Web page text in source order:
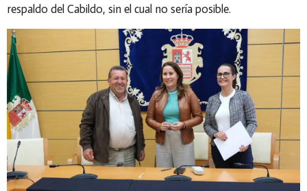
respaldo del Cabildo, sin el cual no sería posible.